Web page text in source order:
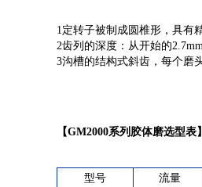
1定转子被制成圆椎形，具有
2齿列的深度：从开始的
3沟槽的结构式斜齿，每个磨
【GM2000系列胶体磨选型表】
型号
流量